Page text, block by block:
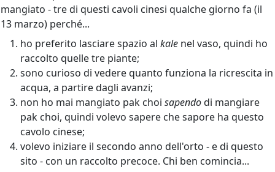
mangiato - tre di questi cavoli cinesi qualche giorno fa (il
13 marzo) perché...
ho preferito lasciare spazio al kale nel vaso, quindi ho
raccolto quelle tre piante;
sono curioso di vedere quanto funziona la ricrescita in
acqua, a partire dagli avanzi;
non ho mai mangiato pak choi sapendodi mangiare
pak choi, quindi volevo sapere che sapore ha questo
cavolo cinese;
volevo iniziare il secondo anno dell'orto - e di questo
sito - con un raccolto precoce. Chi ben comincia...